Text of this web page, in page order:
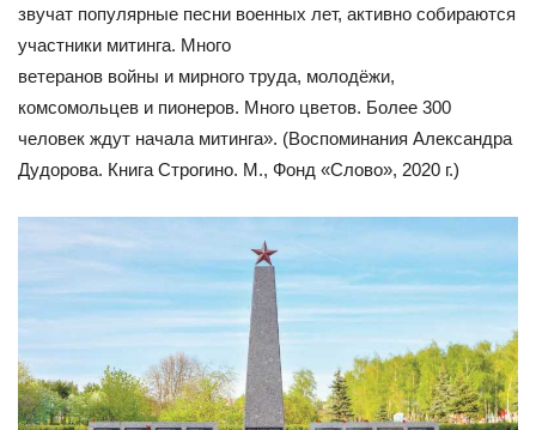
звучат популярные песни военных лет, активно собираются
участники митинга. Много
ветеранов войны и мирного труда, молодёжи,
комсомольцев и пионеров. Много цветов. Более 300
человек ждут начала митинга». (Воспоминания Александра
Дудорова. Книга Строгино. М., Фонд «Слово», 2020 г.)